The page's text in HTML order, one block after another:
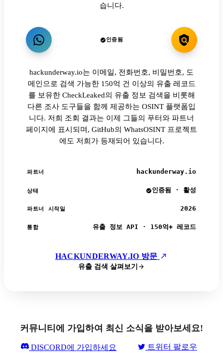
습니다.
인증됨
hackunderway.io는 이메일, 전화번호, 비밀번호, 도
메인으로 검색 가능한 150억 건 이상의 유출 레코드
를 보유한 CheckLeaked의 유출 정보 검색을 비롯해
다른 조사 도구들을 함께 제공하는 OSINT 플랫폼입
니다. 저희 조회 결과는 이제 그들의 푸터와 파트너
페이지에 표시되며, GitHub의 WhatsOSINT 프로젝트
에도 저희가 등재되어 있습니다.
파트너 hackunderway.io
상태 인증됨 · 활성
파트너 시작일 2026
통합 유출 정보 API · 150억+ 레코드
HACKUNDERWAY.IO 방문
유출 검색 살펴보기
커뮤니티에 가입하여 최신 소식을 받아보세요!
DISCORD에 가입하세요 트위터 팔로우